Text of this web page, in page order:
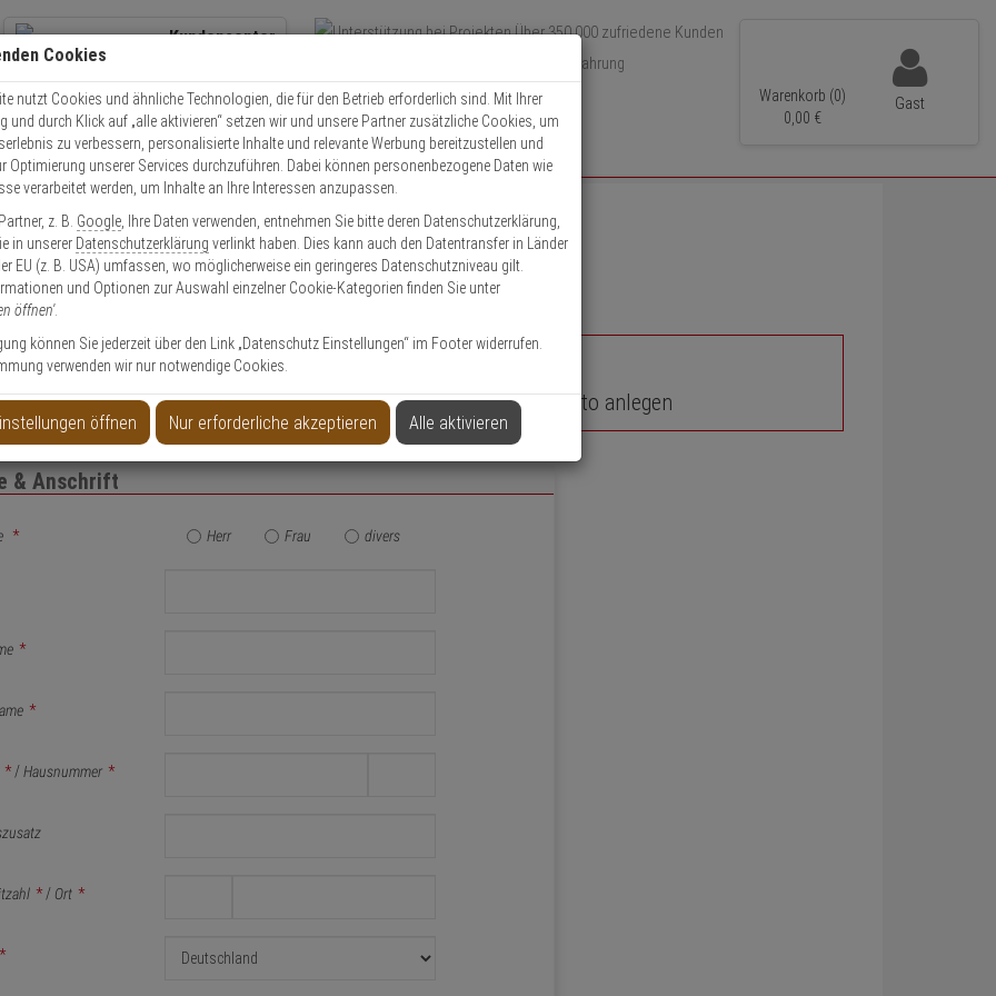
Kundencenter
Kontaktservice nutzen
Mo. - Do.: 8:00 - 16:30 Fr. 8:00 - 14:00 Uhr
Über 350.000 zufriedene Kunden
Über 15 Jahre Erfahrung
Schneller Versand
Warenkorb (0)
0, 00 €
Gast
EXPERT-Security für Privatkunden
Das Beste für Ihre Sicherheit!
anlegen Privatkunden-Konto anlegen
& Anschrift
* Herr Frau divers
*
*
* /Hausnummer *
* / Ort *
*
Cookies
nutzt Cookies und ähnliche Technologien, die für den Betrieb erforderlich sind. Mit Ihrer
und durch Klick auf „alle aktivieren“ setzen wir und unsere Partner zusätzliche Cookies, um
zu verbessern, personalisierte Inhalte und relevante Werbung bereitzustellen und
Optimierung unserer Services durchzuführen. Dabei können personenbezogene Daten wie
verarbeitet werden, um Inhalte an Ihre Interessen anzupassen.
z. B. Google , Ihre Daten verwenden, entnehmen Sie bitte deren Datenschutzerklärung,
in unserer Datenschutzerklärung verlinkt haben. Dies kann auch den Datentransfer in Länder
EU (z. B. USA) umfassen, wo möglicherweise ein geringeres Datenschutzniveau gilt.
und Optionen zur Auswahl einzelner Cookie-Kategorien finden Sie unter
öffnen'.
können Sie jederzeit über den Link „Datenschutz Einstellungen“ im Footer widerrufen.
verwenden wir nur notwendige Cookies.
öffnen Nur erforderliche akzeptieren Alle aktivieren